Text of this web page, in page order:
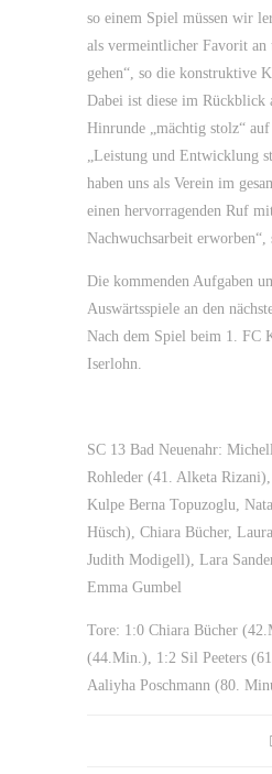
so einem Spiel müssen wir
als vermeintlicher Favorit an
gehen“, so die konstruktive
Dabei ist diese im Rückblick
Hinrunde „mächtig stolz“
„Leistung und Entwicklung
haben uns als Verein im
einen hervorragenden Ruf
Nachwuchsarbeit erworben“,
Die kommenden Aufgaben
Auswärtsspiele an den
Nach dem Spiel beim 1. FC
Iserlohn.
SC 13 Bad Neuenahr:
Rohleder (41. Alketa
Kulpe Berna Topuzoglu,
Hüsch), Chiara Bücher,
Judith Modigell), Lara
Emma Gumbel
Tore: 1:0 Chiara Bücher
(44.Min.), 1:2 Sil Peeters
Aaliyha Poschmann (80.